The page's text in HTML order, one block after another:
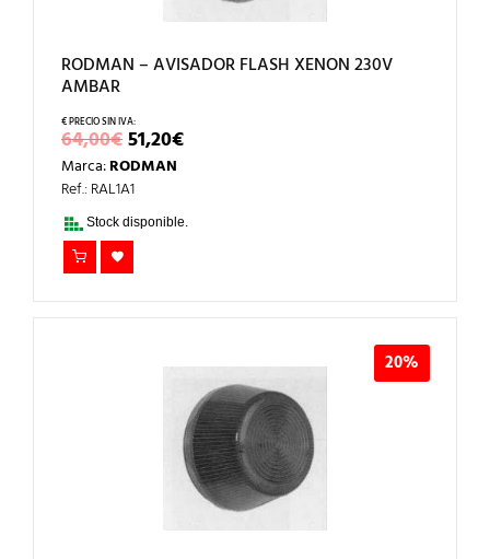
RODMAN – AVISADOR FLASH XENON 230V
AMBAR
64,00€EL
PRECIO
ORIGINAL
ERA:
64,00€.
51,20€EL
PRECIO
Marca:RODMAN
Ref.: RAL1A1
Stock disponible.
20%